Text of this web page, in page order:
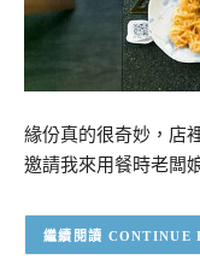
緣份真的很奇妙，店
邀請我來用餐時老闆
CONTINUE